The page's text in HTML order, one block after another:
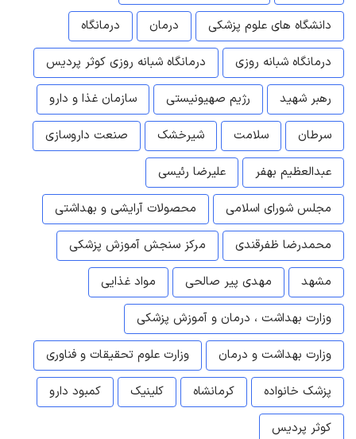
دانشگاه های علوم پزشکی
درمان
درمانگاه
درمانگاه شبانه روزی
درمانگاه شبانه روزی کوثر پردیس
رهبر شهید
رژیم صهیونیستی
سازمان غذا و دارو
سرطان
سلامت شیرخشک
صنعت داروسازی
عبدالعظیم بهفر
علیرضا رئیسی
مجلس شورای اسلامی
محصولات آرایشی و بهداشتی
محمدرضا ظفرقندی
مرکز سنجش آموزش پزشکی
مشهد
مهدی پیر صالحی
مواد غذایی
وزارت بهداشت ، درمان و آموزش پزشکی
وزارت بهداشت و درمان
وزارت علوم تحقیقات و فناوری
پزشک خانواده
کرمانشاه کلینیک
کمبود دارو
کوثر پردیس